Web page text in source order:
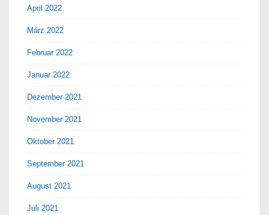
April 2022
März 2022
Februar 2022
Januar 2022
Dezember 2021
November 2021
Oktober 2021
September 2021
August 2021
Juli 2021